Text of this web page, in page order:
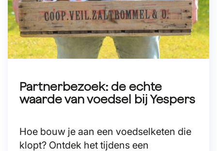
Partnerbezoek: de echte
waarde van voedsel bij Yespers
Hoe bouw je aan een voedselketen die
klopt? Ontdek het tijdens een